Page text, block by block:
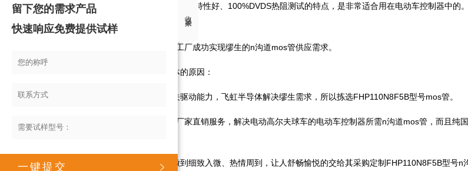
FHP110N8F5B型号产品具有：耐冲击特性好、100%DVDS热阻测试的特点，是非常适合用在电动车控制器中的
命质量极度好的n沟道mos管!
最终东台飞虹半导体n沟道mos管工厂成功实现缪生的n沟道mos管供应需求。
试样后，缪生讲述拣选飞虹半导体的原因：
希望提升增添电动车控制器的开关驱动能力，飞虹半导体解决缪生需求，所以拣选FHP110N8F5B型号mos管。
飞虹半导体提供现货n沟道mos管厂家直销服务，解决电动高尔夫球车的电动车控制器所需n沟道mos管，而且纯
缪生表示飞虹半导体的态度风貌做到细致入微、热情周到，让人舒畅愉悦的交给其采购定制FHP110N8F5B型号n
留下您的需求产品
快速响应免费提供试样